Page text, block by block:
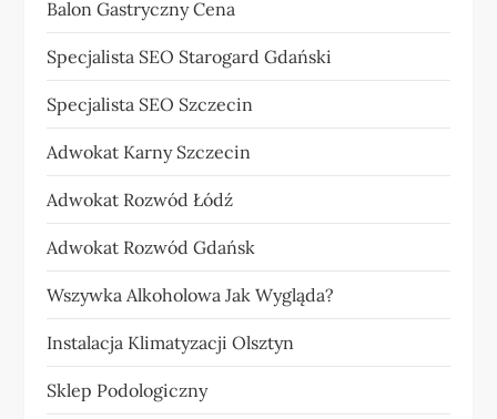
Balon Gastryczny Cena
Specjalista SEO Starogard Gdański
Specjalista SEO Szczecin
Adwokat Karny Szczecin
Adwokat Rozwód Łódź
Adwokat Rozwód Gdańsk
Wszywka Alkoholowa Jak Wygląda?
Instalacja Klimatyzacji Olsztyn
Sklep Podologiczny